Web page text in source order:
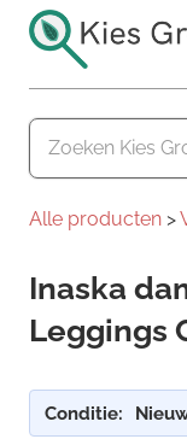
naar
inhoudKies
Groener
Alle producten >
Inaska
Leggings
Conditie: